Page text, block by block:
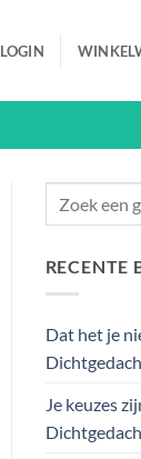
LOGIN
RECENTE
Dat het je
Je keuzes